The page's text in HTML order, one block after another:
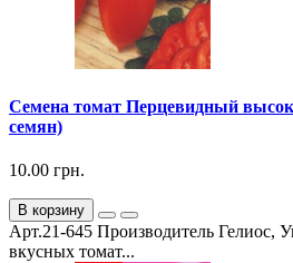
Семена томат Перцевидный
семян)
10.00 грн.
В корзину
Арт.21-645 Производитель Гелиос,
вкусных томат...